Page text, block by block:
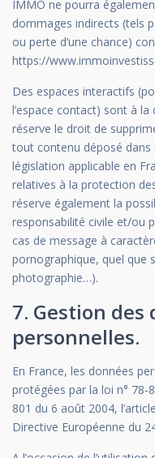
IMMO ne pourra
dommages indirects (tels
ou perte d’une chance)
https://
Des espaces interactifs
l’espace contact) sont à
réserve le droit de
tout contenu déposé dans
législation applicable en
relatives à la protection
réserve également la
responsabilité civile et/ou
cas de message à
pornographique, quel que
photographie…).
7. Gestion des
personnelles.
En France, les données
protégées par la loi n° 78-
801 du 6 août 2004,
Directive Européenne du